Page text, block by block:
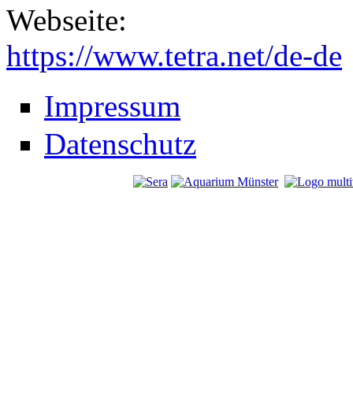
Webseite:
https://www.tetra.net/de-de
Impressum
Datenschutz